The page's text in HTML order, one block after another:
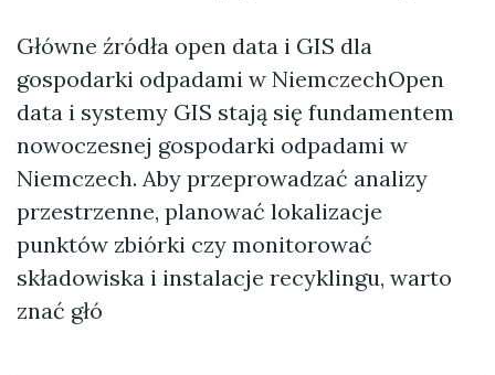
Główne źródła open data i GIS dla
gospodarki odpadami w NiemczechOpen
data i systemy GIS stają się fundamentem
nowoczesnej gospodarki odpadami w
Niemczech. Aby przeprowadzać analizy
przestrzenne, planować lokalizacje
punktów zbiórki czy monitorować
składowiska i instalacje recyklingu, warto
znać głó